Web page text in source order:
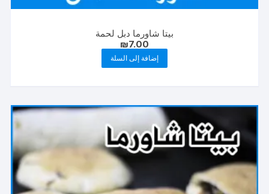
بيتا شاورما دبل لحمة
₪7.00
إضافة إلى السلة